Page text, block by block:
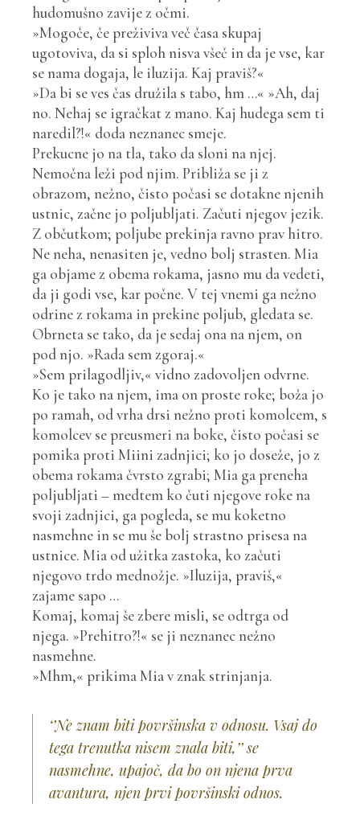
hudomušno zavije z očmi.
»Mogoče, če preživiva več časa skupaj
ugotoviva, da si sploh nisva všeč in da je vse, kar
se nama dogaja, le iluzija. Kaj praviš?«
»Da bi se ves čas družila s tabo, hm …« »Ah, daj
no. Nehaj se igračkat z mano. Kaj hudega sem ti
naredil?!« doda neznanec smeje.
Prekucne jo na tla, tako da sloni na njej.
Nemočna leži pod njim. Približa se ji z
obrazom, nežno, čisto počasi se dotakne njenih
ustnic, začne jo poljubljati. Začuti njegov jezik.
Z občutkom; poljube prekinja ravno prav hitro.
Ne neha, nenasiten je, vedno bolj strasten. Mia
ga objame z obema rokama, jasno mu da vedeti,
da ji godi vse, kar počne. V tej vnemi ga nežno
odrine z rokama in prekine poljub, gledata se.
Obrneta se tako, da je sedaj ona na njem, on
pod njo. »Rada sem zgoraj.«
»Sem prilagodljiv,« vidno zadovoljen odvrne.
Ko je tako na njem, ima on proste roke; boža jo
po ramah, od vrha drsi nežno proti komolcem, s
komolcev se preusmeri na boke, čisto počasi se
pomika proti Miini zadnjici; ko jo doseže, jo z
obema rokama čvrsto zgrabi; Mia ga preneha
poljubljati – medtem ko čuti njegove roke na
svoji zadnjici, ga pogleda, se mu koketno
nasmehne in se mu še bolj strastno prisesa na
ustnice. Mia od užitka zastoka, ko začuti
njegovo trdo mednožje. »Iluzija, praviš,«
zajame sapo …
Komaj, komaj še zbere misli, se odtrga od
njega. »Prehitro?!« se ji neznanec nežno
nasmehne.
»Mhm,« prikima Mia v znak strinjanja.
‘’Ne znam biti površinska v odnosu. Vsaj do
tega trenutka nisem znala biti,’’ se
nasmehne, upajoč, da bo on njena prva
avantura, njen prvi površinski odnos.